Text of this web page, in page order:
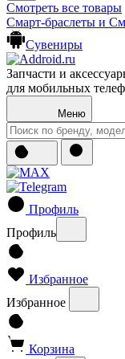
Смотреть все товары
Смарт-браслеты и
Сувениры
Запчасти и
для мобильных
Меню
Профиль
Профиль
Избранное
Избранное
Корзина